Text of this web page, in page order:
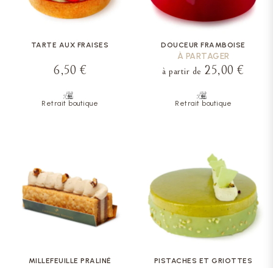
TARTE AUX FRAISES
6,50 €
Retrait boutique
DOUCEUR FRAMBOISE
À PARTAGER
à partir de 25,00 €
Retrait boutique
MILLEFEUILLE PRALINÉ PISTACHES ET GRIOTTES